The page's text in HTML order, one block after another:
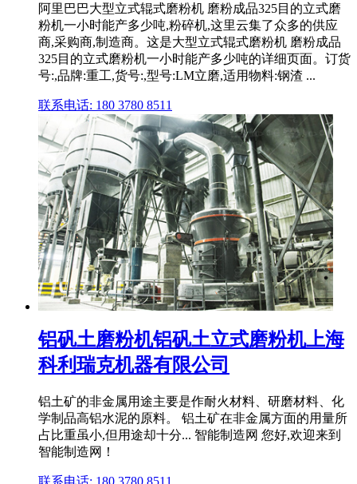
阿里巴巴大型立式辊式磨粉机 磨粉成品325目的立式磨
粉机一小时能产多少吨,粉碎机,这里云集了众多的供应
商,采购商,制造商。这是大型立式辊式磨粉机 磨粉成品
325目的立式磨粉机一小时能产多少吨的详细页面。订货
号:,品牌:重工,货号:,型号:LM立磨,适用物料:钢渣 ...
联系电话: 180 3780 8511
铝矾土磨粉机铝矾土立式磨粉机上海
科利瑞克机器有限公司
铝土矿的非金属用途主要是作耐火材料、研磨材料、化
学制品高铝水泥的原料。 铝土矿在非金属方面的用量所
占比重虽小,但用途却十分... 智能制造网 您好,欢迎来到
智能制造网！
联系电话: 180 3780 8511